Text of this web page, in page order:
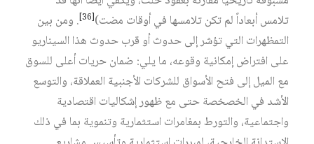
تلامس أبعاداً لم تكن تلامسها في أوقات مضت)[36]
. ومن بين
التمظهرات التي تؤشر إلى حدوث أو قرب حدوث هذا السيناريو
على افتراض إمكانية وقوعه، ما يلي: ضمان حريات أعلى للسوق
مع الميل إلى فتح الأسواق للشركات الأجنبية العملاقة، والتوسع
الأشد في الخصخصة حتى مع ظهور إشكاليات اقتصادية
واجتماعية، والتورط بمغامرات استثمارية وتنموية بما في ذلك